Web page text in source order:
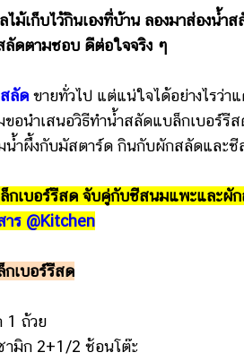
ม้เก็บไว้กินเองที่บ้าน ลองมาส่องน้ำ
ลัดตามชอบ ดีต่อใจจริง ๆ
ลัด ขายทั่วไป แต่แน่ใจได้อย่างไรว่า
อนำเสนอวิธีทำน้ำสลัดแบล็กเบอร์รี
น้ำผึ้งกับมัสตาร์ด กินกับผักสลัดและ
กเบอร์รีสด จับคู่กับชีสนมแพะและผั
ร @Kitchen
เบอร์รีสด
ถ้วย
มิก 2+1/2 ช้อนโต๊ะ